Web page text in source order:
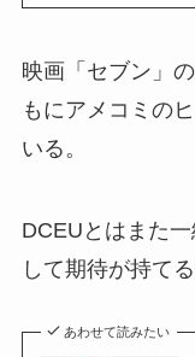
映画「セブン」
もにアメコミの
いる。
DCEUとはまた
して期待が持て
あわせて読みたい